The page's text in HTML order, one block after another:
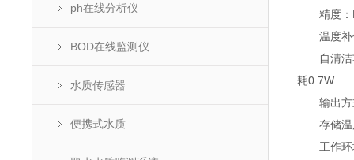
ph在线分析仪
BOD在线监测仪
水质传感器
便携式水质
精度：
温度补
自清洁功
耗0.7W
输出方
存储温
工作环